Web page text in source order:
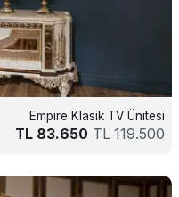
Empire Klasik TV Ünitesi
119.500
TL
83.650